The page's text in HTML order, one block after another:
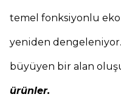
temel fonksiyonlu
yeniden dengeleniyor.
büyüyen bir alan
ürünler.